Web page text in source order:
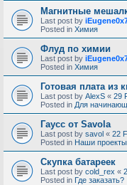
Магнитные
Last post by
Posted in Химия
Флуд по химии
Last post by
Posted in Химия
Готовая плата из
Last post by AlexS « 29
Posted in Для
Гаусс от Savola
Last post by savol « 22
Posted in Наши проекты
Скупка батареек
Last post by cold_rex «
Posted in Где заказать?